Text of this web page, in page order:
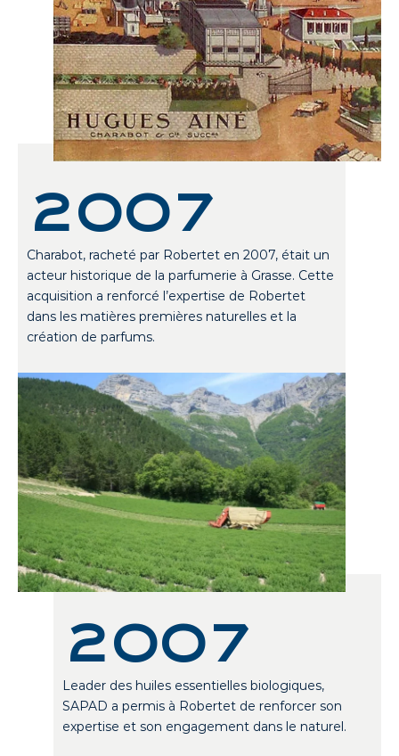
2007
Charabot, racheté par Robertet en 2007, était un
acteur historique de la parfumerie à Grasse. Cette
acquisition a renforcé l’expertise de Robertet
dans les matières premières naturelles et la
création de parfums.
2007
Leader des huiles essentielles biologiques,
SAPAD a permis à Robertet de renforcer son
expertise et son engagement dans le naturel.